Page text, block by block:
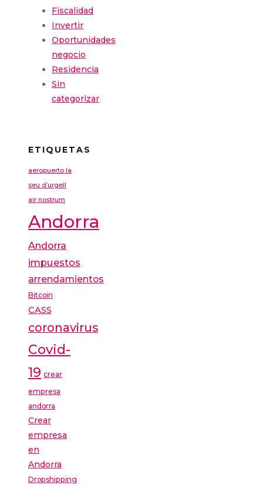
Fiscalidad
Invertir
Oportunidades
negocio
Residencia
Sin
categorizar
ETIQUETAS
aeropuerto la
seu d’urgell
air nostrum
Andorra
Andorra
impuestos
arrendamientos
Bitcoin
CASS
coronavirus
Covid-
19 crear
empresa
andorra
Crear
empresa
en
Andorra
Dropshipping